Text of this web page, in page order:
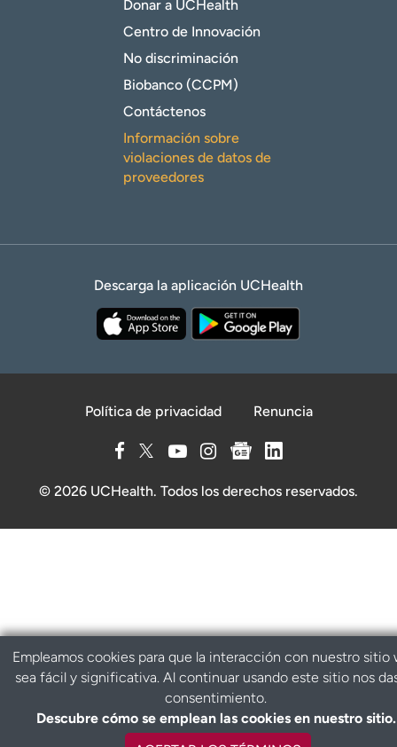
Donar a UCHealth
Centro de Innovación
No discriminación
Biobanco (CCPM)
Contáctenos
Información sobre
violaciones de datos de
proveedores
Descarga la aplicación UCHealth
Política de privacidad Renuncia
© 2026 UCHealth. Todos los derechos reservados.
Empleamos cookies para que la interacción con nuestro sitio
sea fácil y significativa. Al continuar usando este sitio nos
consentimiento.
Descubre cómo se emplean las cookies en nuestro sitio.